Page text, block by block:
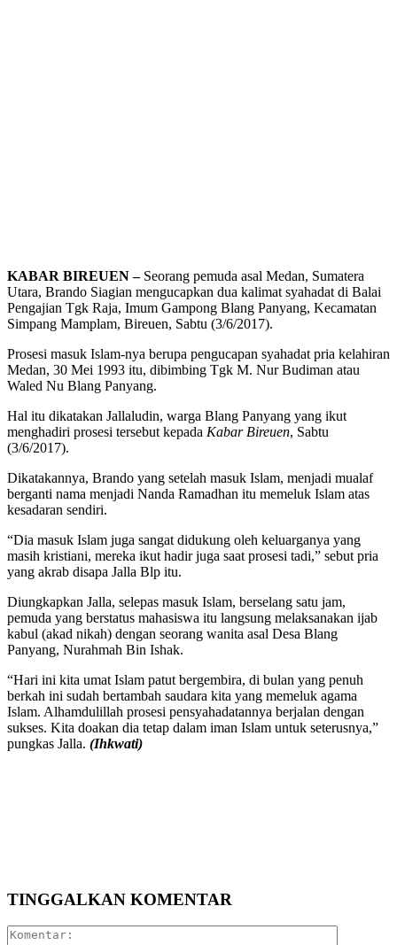
KABAR BIREUEN – Seorang pemuda asal Medan, Sumatera
Utara, Brando Siagian mengucapkan dua kalimat syahadat di Balai
Pengajian Tgk Raja, Imum Gampong Blang Panyang, Kecamatan
Simpang Mamplam, Bireuen, Sabtu (3/6/2017).
Prosesi masuk Islam-nya berupa pengucapan syahadat pria kelahiran
Medan, 30 Mei 1993 itu, dibimbing Tgk M. Nur Budiman atau
Waled Nu Blang Panyang.
Hal itu dikatakan Jallaludin, warga Blang Panyang yang ikut
menghadiri prosesi tersebut kepada Kabar Bireuen, Sabtu
(3/6/2017).
Dikatakannya, Brando yang setelah masuk Islam, menjadi mualaf
berganti nama menjadi Nanda Ramadhan itu memeluk Islam atas
kesadaran sendiri.
“Dia masuk Islam juga sangat didukung oleh keluarganya yang
masih kristiani, mereka ikut hadir juga saat prosesi tadi,” sebut pria
yang akrab disapa Jalla Blp itu.
Diungkapkan Jalla, selepas masuk Islam, berselang satu jam,
pemuda yang berstatus mahasiswa itu langsung melaksanakan ijab
kabul (akad nikah) dengan seorang wanita asal Desa Blang
Panyang, Nurahmah Bin Ishak.
“Hari ini kita umat Islam patut bergembira, di bulan yang penuh
berkah ini sudah bertambah saudara kita yang memeluk agama
Islam. Alhamdulillah prosesi pensyahadatannya berjalan dengan
sukses. Kita doakan dia tetap dalam iman Islam untuk seterusnya,”
pungkas Jalla. (Ihkwati)
TINGGALKAN KOMENTAR